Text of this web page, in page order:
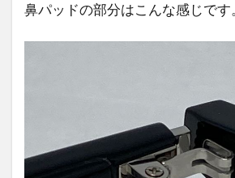
鼻パッドの部分はこんな感じです